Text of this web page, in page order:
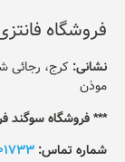
فروشگاه
نشانی:
موذن
*** فروشگاه سوگند
شماره تماس: